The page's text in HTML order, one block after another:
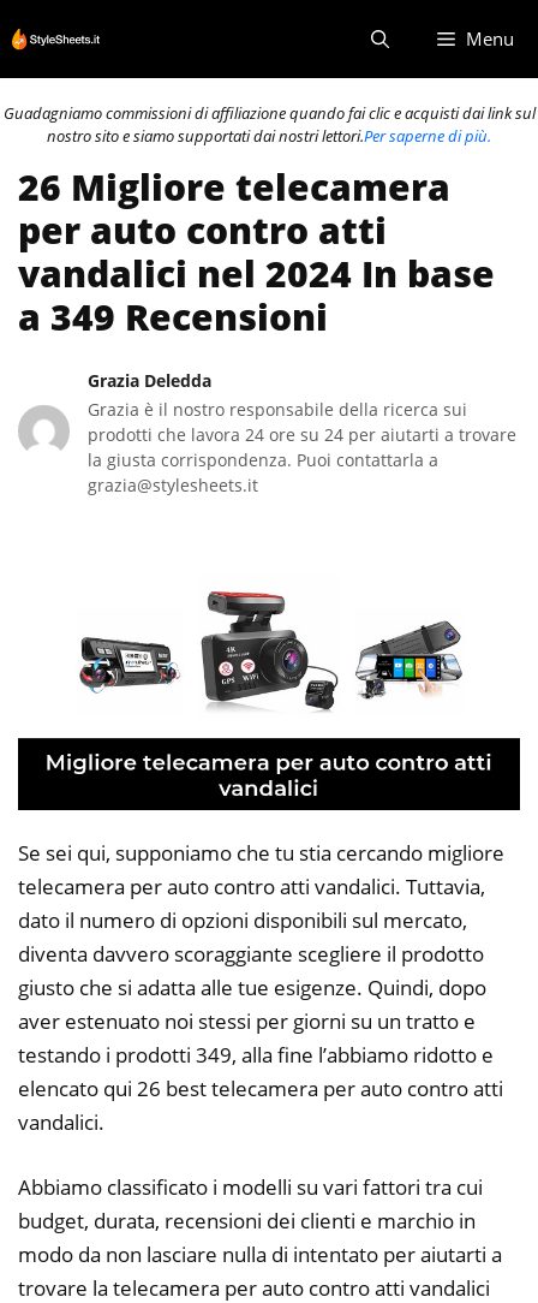
al
contenuto
Menu
Guadagniamo commissioni di affiliazione quando fai clic e acquisti dai link sul
nostro sito e siamo supportati dai nostri lettori.Per saperne di più.
26 Migliore telecamera
per auto contro atti
vandalici nel 2024 In base
a 349 Recensioni
Grazia Deledda
Grazia è il nostro responsabile della ricerca sui
prodotti che lavora 24 ore su 24 per aiutarti a trovare
la giusta corrispondenza. Puoi contattarla a
grazia@stylesheets.it
Se sei qui, supponiamo che tu stia cercando migliore
telecamera per auto contro atti vandalici. Tuttavia,
dato il numero di opzioni disponibili sul mercato,
diventa davvero scoraggiante scegliere il prodotto
giusto che si adatta alle tue esigenze. Quindi, dopo
aver estenuato noi stessi per giorni su un tratto e
testando i prodotti 349, alla fine l’abbiamo ridotto e
elencato qui 26 best telecamera per auto contro atti
vandalici.
Abbiamo classificato i modelli su vari fattori tra cui
budget, durata, recensioni dei clienti e marchio in
modo da non lasciare nulla di intentato per aiutarti a
trovare la telecamera per auto contro atti vandalici